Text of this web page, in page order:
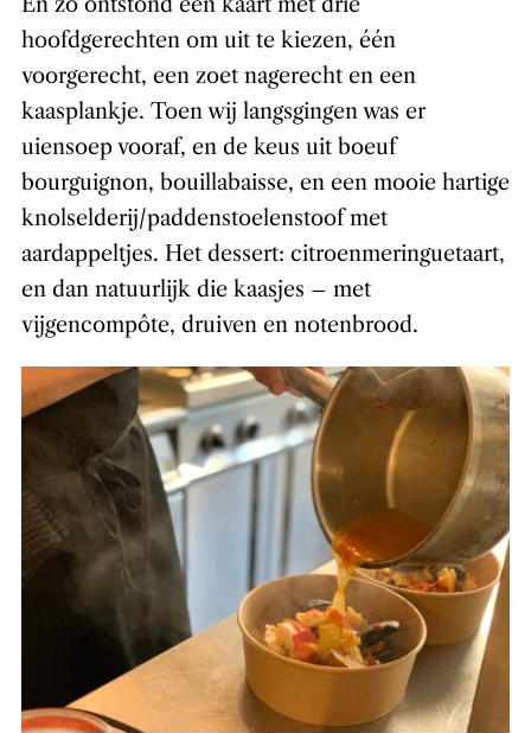
hoofdgerechten om uit te kiezen, één
voorgerecht, een zoet nagerecht en een
kaasplankje. Toen wij langsgingen was er
uiensoep vooraf, en de keus uit boeuf
bourguignon, bouillabaisse, en een mooie hartige
knolselderij/paddenstoelenstoof met
aardappeltjes. Het dessert: citroenmeringuetaart,
en dan natuurlijk die kaasjes – met
vijgencompôte, druiven en notenbrood.